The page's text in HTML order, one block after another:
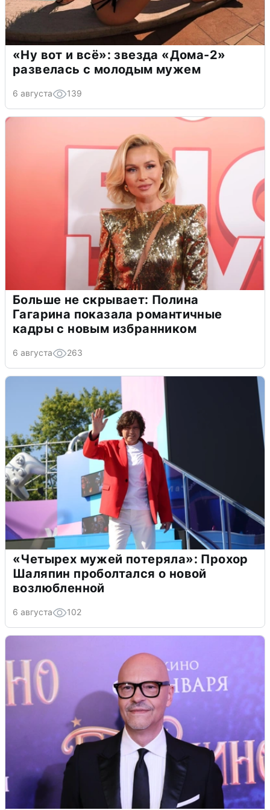
«Ну вот и всё»: звезда «Дома-2»
развелась с молодым мужем
6 августа 139
Больше не скрывает: Полина
Гагарина показала романтичные
кадры с новым избранником
6 августа 263
«Четырех мужей потеряла»: Прохор
Шаляпин проболтался о новой
возлюбленной
6 августа 102